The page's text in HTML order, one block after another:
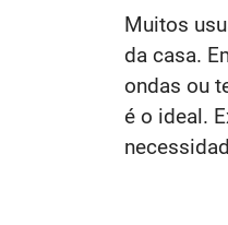
Muitos
da casa.
ondas ou
é o ideal.